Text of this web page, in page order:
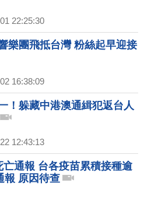
22:25:30
樂團飛抵台灣 粉絲起早迎接
16:38:09
！躲藏中港澳通緝犯返台人
12:43:13
亡通報 台各疫苗累積接種逾
報 原因待查